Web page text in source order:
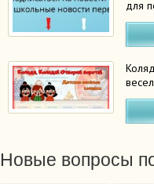
для
Новые вопросы